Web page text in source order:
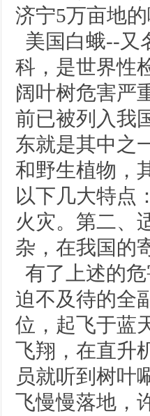
济宁5万亩地
美国白蛾--又
科，是世界性
阔叶树危害严
前已被列入我
东就是其中之
和野生植物，
以下几大特点
火灾。第二、
杂，在我国的
有了上述的
迫不及待的全
位，起飞于蓝
飞翔，在直升
员就听到树叶
飞慢慢落地，